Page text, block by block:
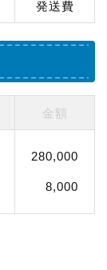
発送費
金額
280,000
8,000